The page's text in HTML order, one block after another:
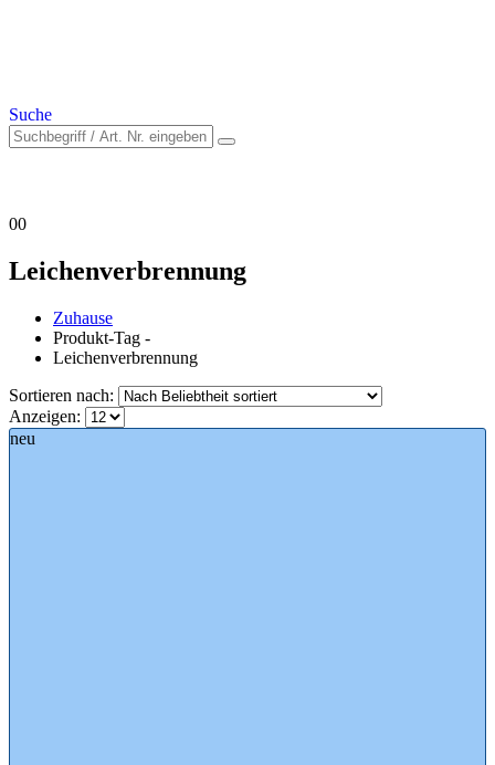
Suche
00
Leichenverbrennung
Zuhause
Produkt-Tag -
Leichenverbrennung
Sortieren nach:
Anzeigen:
neu